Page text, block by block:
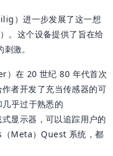
）进一步发展了这一想
。这个设备提供了旨在给
激。
）在 20 世纪 80 年代首次
者开发了充当传感器的可
乎过于熟悉的
显示器，可以追踪用户的
Meta）Quest 系统，都